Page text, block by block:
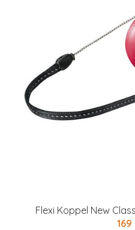
Flexi Koppel New
169